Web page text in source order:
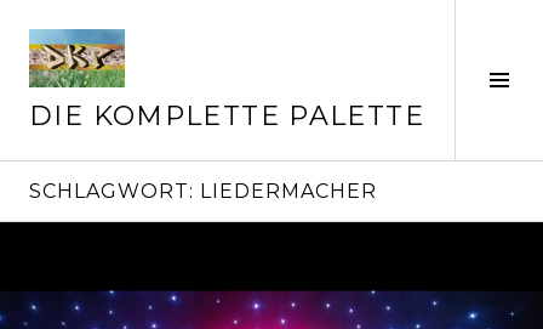
zum
Inhalt
DIE KOMPLETTE PALETTE
SCHLAGWORT: LIEDERMACHER